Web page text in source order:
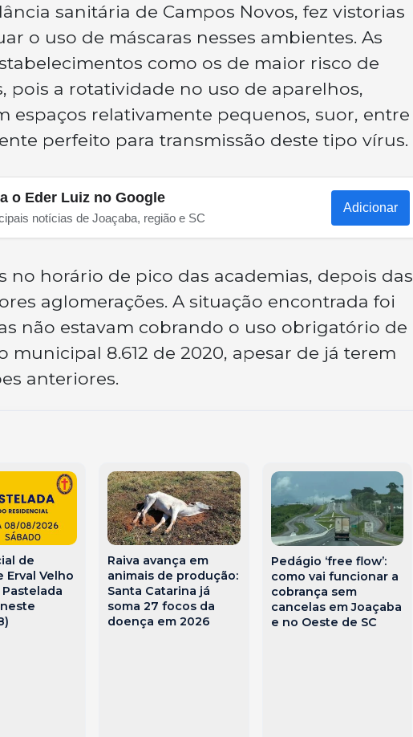
sanitária de Campos Novos, fez vistorias
o uso de máscaras nesses ambientes. As
como os de maior risco de
pois a rotatividade no uso de aparelhos,
espaços relativamente pequenos, suor, entre
perfeito para transmissão deste tipo vírus.
o Eder Luiz no Google
notícias de Joaçaba, região e SC
Adicionar
no horário de pico das academias, depois das
aglomerações. A situação encontrada foi
não estavam cobrando o uso obrigatório de
municipal 8.612 de 2020, apesar de já terem
anteriores.
de
Erval Velho
Raiva avança em
animais de produção:
Santa Catarina já
soma 27 focos da
doença em 2026
Pedágio ‘free flow’:
como vai funcionar a
cobrança sem
cancelas em Joaçaba
e no Oeste de SC